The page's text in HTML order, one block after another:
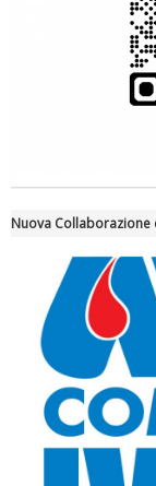
La formazione
Nuova Collaborazione